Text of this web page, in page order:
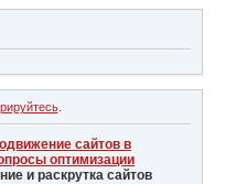
.
сайтов в
оптимизации
и раскрутка сайтов